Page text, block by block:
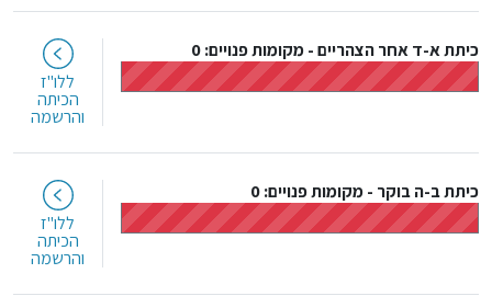
כיתת א-ד אחר הצהריים-מקומות פנויים: 0
ללו"ז
הכיתה
והרשמה
כיתת ב-ה בוקר -מקומות פנויים: 0
ללו"ז
הכיתה
והרשמה